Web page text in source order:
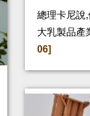
總理卡尼說
大乳製品產
06]